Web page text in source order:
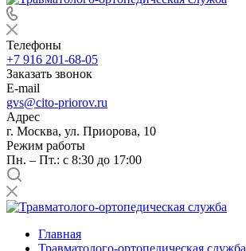
Телефоны
+7 916 201-68-05
Заказать звонок
E-mail
gvs@cito-priorov.ru
Адрес
г. Москва, ул. Приорова, 10
Режим работы
Пн. – Пт.: с 8:30 до 17:00
Главная
Травматолого-ортопедическая служба